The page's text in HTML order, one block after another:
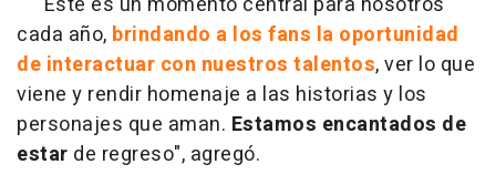
cada año, brindando a los fans la oportunidad
de interactuar con nuestros talentos, ver lo que
viene y rendir homenaje a las historias y los
personajes que aman. Estamos encantados de
estar de regreso", agregó.